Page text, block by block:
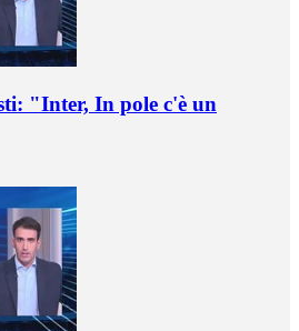
"Inter, In pole c'è un